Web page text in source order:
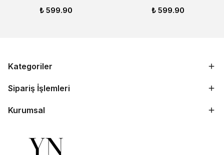
₺ 599.90 ₺ 599.90
Kategoriler
Sipariş İşlemleri
Kurumsal